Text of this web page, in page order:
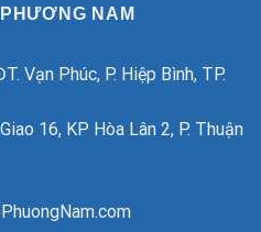
NAM
Vạn Phúc, P. Hiệp Bình, TP.
16, KP Hòa Lân 2, P. Thuận